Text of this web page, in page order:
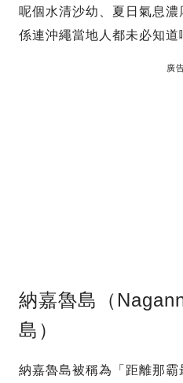
呢個水清沙幼、夏日氣息
係連沖繩當地人都未必知道
廣
納嘉魯島（
島）
納嘉魯島被稱為「距離那